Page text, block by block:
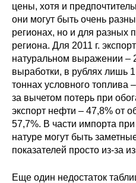
цены, хотя и
они могут быть очень
регионах, но и для разных
региона. Для 2011 г.
натуральном выражении –
выработки, в рублях лишь
тоннах условного топлива
за вычетом потерь при
экспорт нефти – 47,8% от
57,7%. В части импорта
натуре могут быть
показателей просто из-за
Еще один недостаток